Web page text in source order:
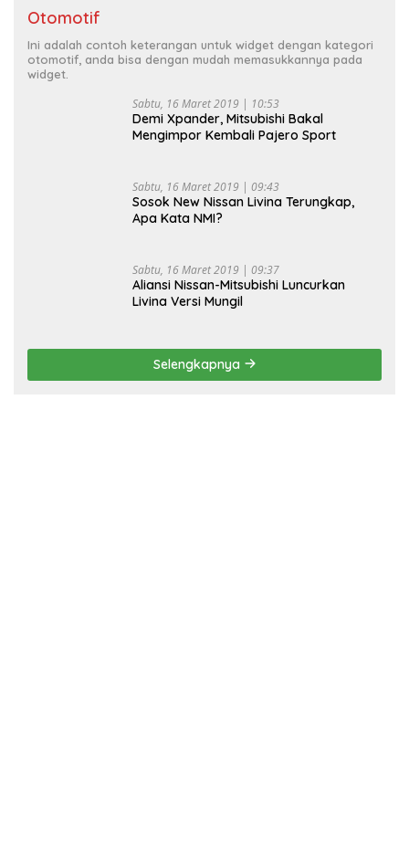
Otomotif
Ini adalah contoh keterangan untuk widget dengan kategori
otomotif, anda bisa dengan mudah memasukkannya pada
widget.
Sabtu, 16 Maret 2019 | 10:53
Demi Xpander, Mitsubishi Bakal
Mengimpor Kembali Pajero Sport
Sabtu, 16 Maret 2019 | 09:43
Sosok New Nissan Livina Terungkap,
Apa Kata NMI?
Sabtu, 16 Maret 2019 | 09:37
Aliansi Nissan-Mitsubishi Luncurkan
Livina Versi Mungil
Selengkapnya